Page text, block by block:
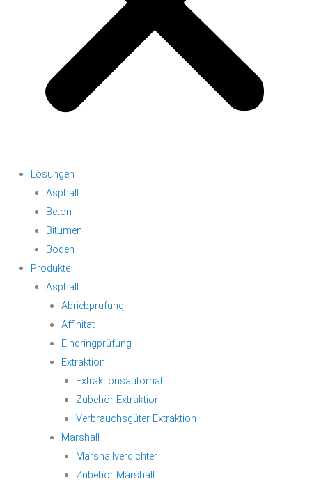
Lösungen
Asphalt
Beton
Bitumen
Boden
Produkte
Asphalt
Abriebprüfung
Affinität
Eindringprüfung
Extraktion
Extraktionsautomat
Zubehör Extraktion
Verbrauchsgüter Extraktion
Marshall
Marshallverdichter
Zubehör Marshall